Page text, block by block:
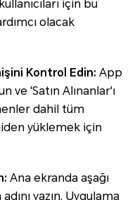
için bu
olacak
Kontrol Edin: App
ve 'Satın Alınanlar'ı
dahil tüm
yüklemek için
Ana ekranda aşağı
yazın. Uygulama